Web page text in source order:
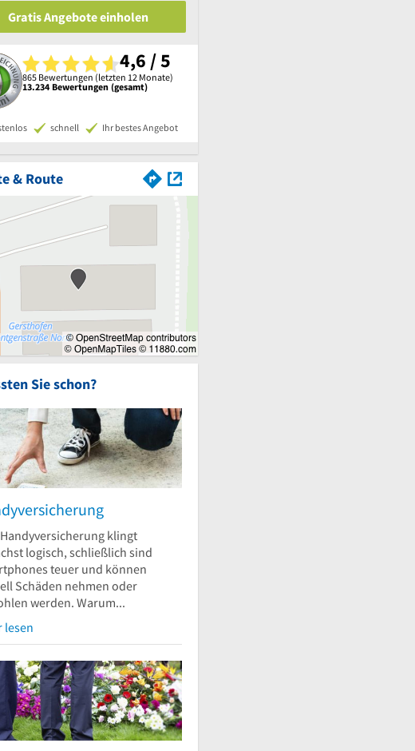
COVAGO Büro
Gratis Angebote einholen
4,6 / 5
865 Bewertungen (letzten 12 Monate)
13.234 Bewertungen (gesamt)
schnell Ihr bestes Angebot
& Route
Sie schon?
klingt
logisch, schließlich sind
teuer und können
Schäden nehmen oder
werden. Warum...
lesen